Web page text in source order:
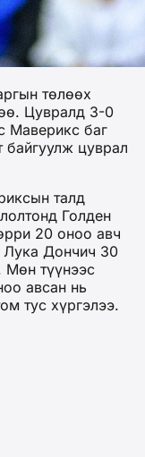
төлөөх
Цувралд 3-0
Маверикс баг
байгуулж цуврал
талд
Голден
20 оноо авч
Лука Дончич 30
Мөн түүнээс
авсан нь
тус хүргэлээ.